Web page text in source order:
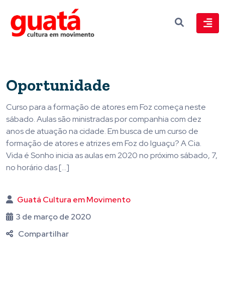
Oportunidade
Curso para a formação de atores em Foz começa neste
sábado. Aulas são ministradas por companhia com dez
anos de atuação na cidade. Em busca de um curso de
formação de atores e atrizes em Foz do Iguaçu? A Cia.
Vida é Sonho inicia as aulas em 2020 no próximo sábado, 7,
no horário das […]
Guatá Cultura em Movimento
3 de março de 2020
Compartilhar